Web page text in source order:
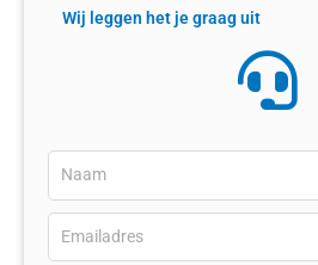
Wij leggen het je graag uit